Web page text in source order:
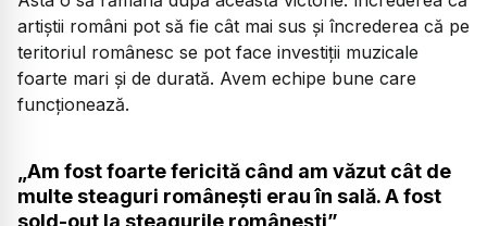
artiștii români pot să fie cât mai sus și încrederea că pe
teritoriul românesc se pot face investiții muzicale
foarte mari și de durată. Avem echipe bune care
funcționează.
„Am fost foarte fericită când am văzut cât de
multe steaguri românești erau în sală. A fost